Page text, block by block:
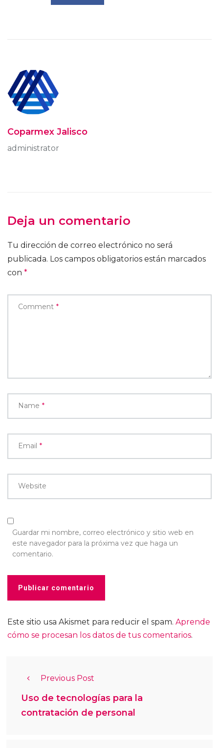
Coparmex Jalisco
administrator
Deja un comentario
Tu dirección de correo electrónico no será
publicada. Los campos obligatorios están marcados
con *
Comment *
Name *
Email *
Website
Guardar mi nombre, correo electrónico y sitio web en
este navegador para la próxima vez que haga un
comentario.
Este sitio usa Akismet para reducir el spam. Aprende
cómo se procesan los datos de tus comentarios.
Previous Post
Uso de tecnologías para la
contratación de personal